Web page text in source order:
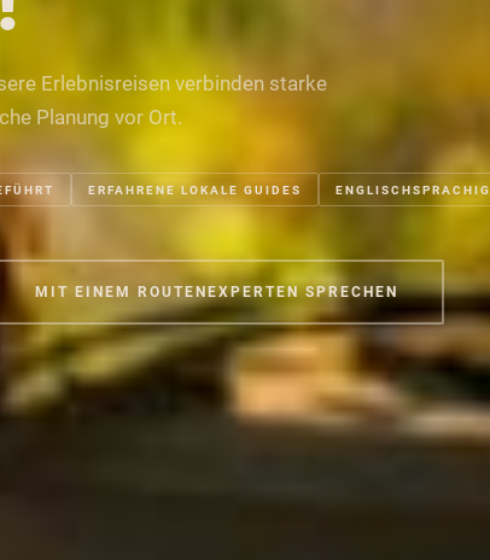
Erlebnisreisen verbinden starke
Planung vor Ort.
ERFAHRENE LOKALE GUIDES ENGLISCHSPRACHIG
MIT EINEM ROUTENEXPERTEN SPRECHEN